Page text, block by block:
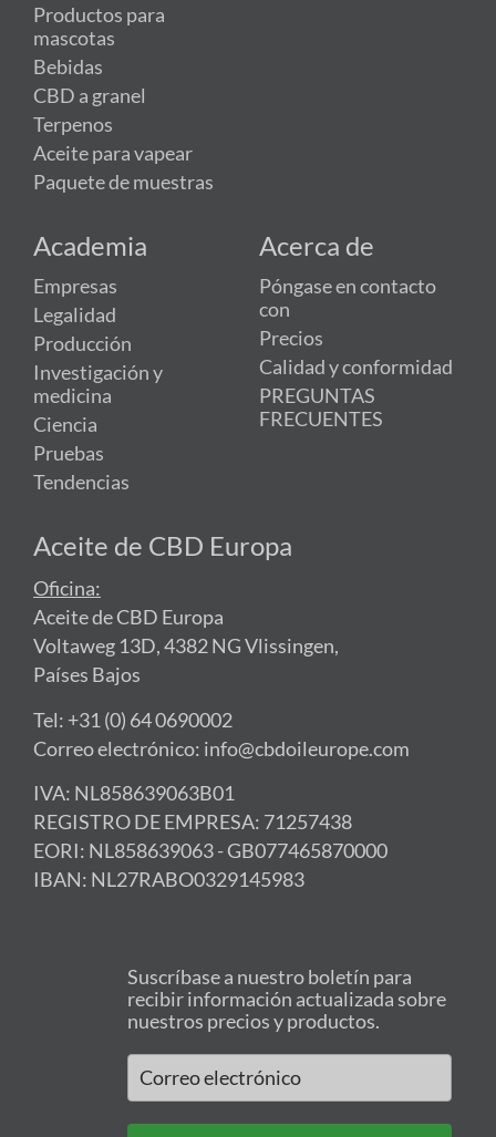
Productos para
mascotas
Bebidas
CBD a granel
Terpenos
Aceite para vapear
Paquete de muestras
Academia
Empresas
Legalidad
Producción
Investigación y
medicina
Ciencia
Pruebas
Tendencias
Acerca de
Póngase en contacto
con
Precios
Calidad y conformidad
PREGUNTAS
FRECUENTES
Aceite de CBD Europa
Oficina:
Aceite de CBD Europa
Voltaweg 13D, 4382 NG Vlissingen,
Países Bajos
Tel: +31 (0) 64 0690002
Correo electrónico: info@cbdoileurope.com
IVA: NL858639063B01
REGISTRO DE EMPRESA: 71257438
EORI: NL858639063 - GB077465870000
IBAN: NL27RABO0329145983
Suscríbase a nuestro boletín para
recibir información actualizada sobre
nuestros precios y productos.